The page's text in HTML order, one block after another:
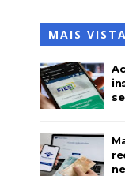
MAIS